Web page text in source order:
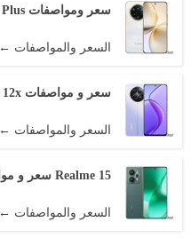
سعر ومواصفات Realme 14 Pro Plus
السعر والمواصفات ←
سعر و مواصفات Realme 12x
السعر والمواصفات ←
Realme 15 سعر و مواصفات / عيوب و مميزات
السعر والمواصفات ←